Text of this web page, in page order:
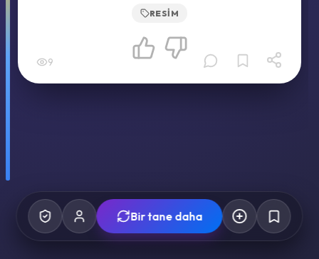
RESIM
9
Bir tane daha